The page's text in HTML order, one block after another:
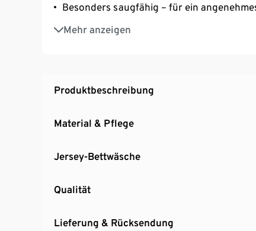
Besonders saugfähig – für ein
Mehr anzeigen
Einfaches Beziehen mit Rundumgummizug
Geeignet für Matratzen mit einer Höhe von
Produktbeschreibung
Material & Pflege
Jersey-Bettwäsche
Qualität
Lieferung & Rücksendung